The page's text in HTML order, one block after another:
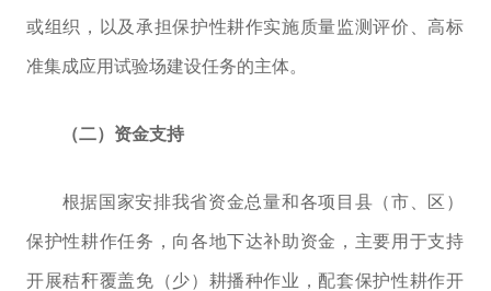
或组织，以及承担保护性耕作实施质量监测评价、高标
准集成应用试验场建设任务的主体。
（二）资金支持
根据国家安排我省资金总量和各项目县（市、区）
保护性耕作任务，向各地下达补助资金，主要用于支持
开展秸秆覆盖免（少）耕播种作业，配套保护性耕作开